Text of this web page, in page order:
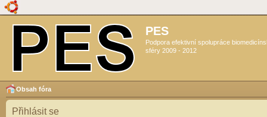
PES
Podpora efektivní spolupráce
sféry 2009 - 2012
Obsah fóra
Přihlásit se